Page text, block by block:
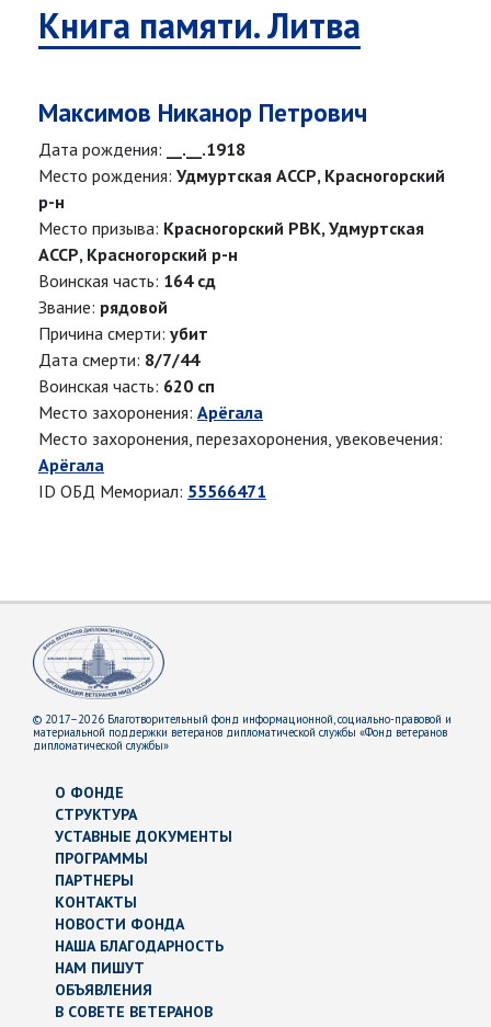
Книга памяти. Литва
Максимов Никанор Петрович
Дата рождения:
__.__.1918
Место рождения: Удмуртская АССР, Красногорский
р-н
Место призыва: Красногорский РВК, Удмуртская
АССР, Красногорский р-н
Воинская часть: 164 сд
Звание: рядовой
Причина смерти: убит
Дата смерти: 8/7/44
Воинская часть: 620 сп
Место захоронения: Арёгала
Место захоронения, перезахоронения, увековечения:
Арёгала
ID ОБД Мемориал: 55566471
© 2017–2026 Благотворительный фонд информационной, социально-правовой и
материальной поддержки ветеранов дипломатической службы «Фонд ветеранов
дипломатической службы»
О ФОНДЕ
СТРУКТУРА
УСТАВНЫЕ ДОКУМЕНТЫ
ПРОГРАММЫ
ПАРТНЕРЫ
КОНТАКТЫ
НОВОСТИ ФОНДА
НАША БЛАГОДАРНОСТЬ
НАМ ПИШУТ
ОБЪЯВЛЕНИЯ
В СОВЕТЕ ВЕТЕРАНОВ